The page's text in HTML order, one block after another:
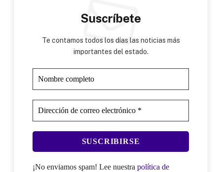
Suscríbete
Te contamos todos los días las noticias más
importantes del estado.
¡No enviamos spam! Lee nuestra política de